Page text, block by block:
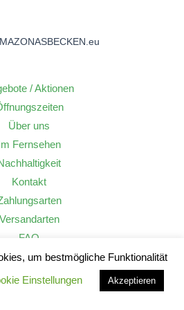
/ Aktionen
Über uns
Fernsehen
Kontakt
Versandarten
FAQ
AGB
um bestmögliche Funktionalität
Einstellungen Akzeptieren